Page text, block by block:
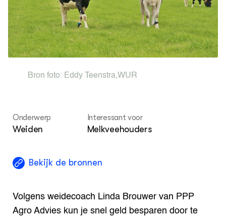
Nieuwsbrief
Agenda
Dossiers
Leermateriaal op niveau
OVER
Over ons
ONZE PARTNER
Kennisportaal Boerenlandvogels
Bron foto: Eddy Teenstra,WUR
Onderwerp
Weiden
Interessant voor
Melkveehouders
Bekijk de bronnen
Volgens weidecoach Linda Brouwer van PPP
Agro Advies kun je snel geld besparen door te